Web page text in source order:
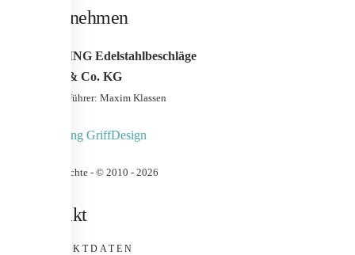
Unternehmen
WERDING Edelstahlbeschläge
GmbH & Co. KG
Geschäfstführer: Maxim Klassen
Urheberrechte - © 2010 - 2026
Kontakt
KONTAKTDATEN